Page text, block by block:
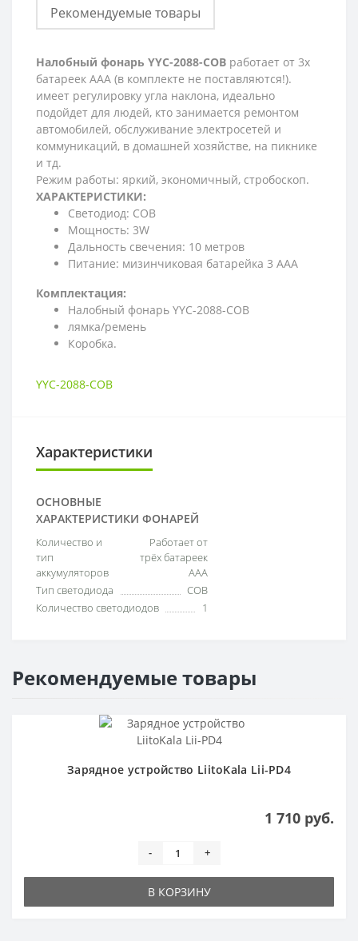
Рекомендуемые товары
Налобный фонарь YYC-2088-COB работает от 3х
батареек ААА (в комплекте не поставляются!).
имеет регулировку угла наклона, идеально
подойдет для людей, кто занимается ремонтом
автомобилей, обслуживание электросетей и
коммуникаций, в домашней хозяйстве, на пикнике
и тд.
Режим работы: яркий, экономичный, стробоскоп.
ХАРАКТЕРИСТИКИ:
Светодиод: COB
Мощность: 3W
Дальность свечения: 10 метров
Питание: мизинчиковая батарейка 3 ААА
Комплектация:
Налобный фонарь YYC-2088-COB
лямка/ремень
Коробка.
YYC-2088-COB
Характеристики
ОСНОВНЫЕ
ХАРАКТЕРИСТИКИ ФОНАРЕЙ
Количество и
тип
аккумуляторов
Работает от
трёх батареек
AAA
Тип светодиода
COB
Количество светодиодов
1
Рекомендуемые товары
Зарядное устройство LiitoKala Lii-PD4
1 710 руб.
- +
В КОРЗИНУ